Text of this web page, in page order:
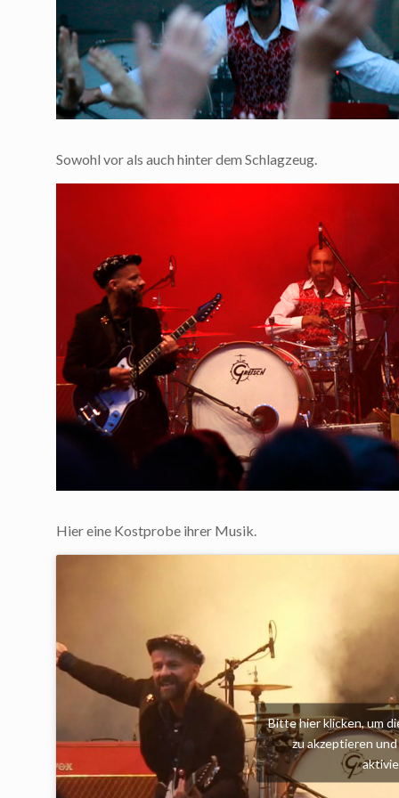
Sowohl vor als auch hinter dem Schlagzeug.
Hier eine Kostprobe ihrer Musik.
Bitte hier klicken, um
zu akzeptieren